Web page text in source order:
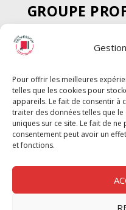
Pour offrir les meilleures
telles que les cookies pour
appareils. Le fait de consentir à
traiter des données telles que
uniques sur ce site. Le fait de
consentement peut avoir un
et fonctions.
GROUPE
SPECTACLE
Chèque Intermittents
Chèque Compta
Chèque Emploi
G-Pods
Profession Audio-